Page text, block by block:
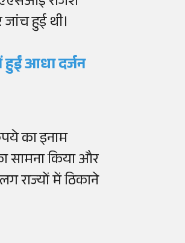
हुई थी।
हुईं आधा दर्जन
का इनाम
सामना किया और
राज्यों में ठिकाने